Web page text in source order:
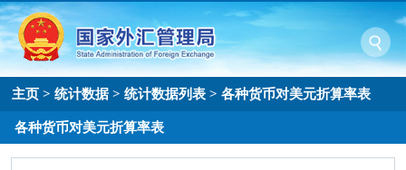
主页 >统计数据 >统计数据列表 >各种货币对美元折算率表
各种货币对美元折算率表